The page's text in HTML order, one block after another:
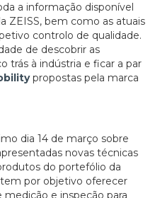
a informação disponível
ZEISS, bem como as atuais
controlo de qualidade.
de descobrir as
trás à indústria e ficar a par
propostas pela marca
dia 14 de março sobre
novas técnicas
do portefólio da
por objetivo oferecer
e inspeção para